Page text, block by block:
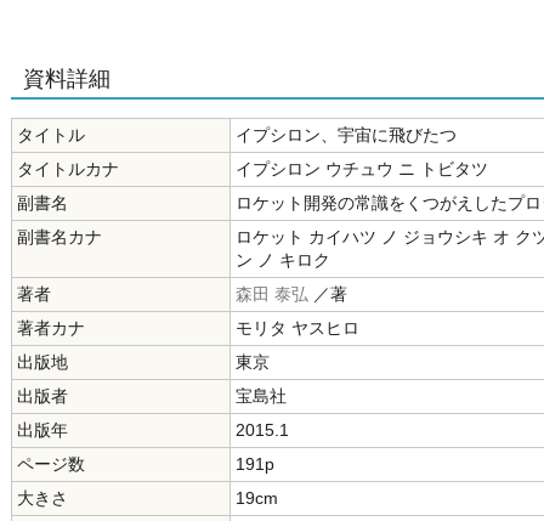
資料詳細
タイトル
イプシロン、宇宙に飛びたつ
タイトルカナ
イプシロン ウチュウ ニ トビタツ
副書名
ロケット開発の常識をくつがえしたプ
副書名カナ
ロケット カイハツ ノ ジョウシキ オ ク
ン ノ キロク
著者
森田 泰弘 ／著
著者カナ
モリタ ヤスヒロ
出版地
東京
出版者
宝島社
出版年
2015.1
ページ数
191p
大きさ
19cm